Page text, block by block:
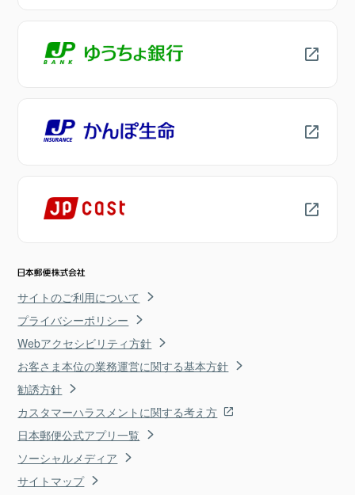
サイトのご利用について
プライバシーポリシー
Webアクセシビリティ方針
お客さま本位の業務運営に関する基本方針
勧誘方針
カスタマーハラスメントに関する考え方
日本郵便公式アプリ一覧
ソーシャルメディア
サイトマップ